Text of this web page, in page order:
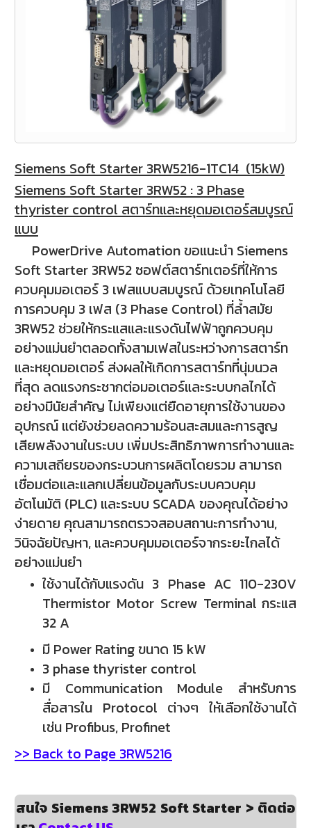
Siemens Soft Starter 3RW5216-1TC14 (15kW)
Siemens Soft Starter 3RW52 : 3 Phase
thyrister control สตาร์ทและหยุดมอเตอร์สมบูรณ์
แบบ
PowerDrive Automation ขอแนะนำ Siemens
Soft Starter 3RW52 ซอฟต์สตาร์ทเตอร์ที่ให้การ
ควบคุมมอเตอร์ 3 เฟสแบบสมบูรณ์ ด้วยเทคโนโลยี
การควบคุม 3 เฟส (3 Phase Control) ที่ล้ำสมัย
3RW52 ช่วยให้กระแสและแรงดันไฟฟ้าถูกควบคุม
อย่างแม่นยำตลอดทั้งสามเฟสในระหว่างการสตาร์ท
และหยุดมอเตอร์ ส่งผลให้เกิดการสตาร์ทที่นุ่มนวล
ที่สุด ลดแรงกระชากต่อมอเตอร์และระบบกลไกได้
อย่างมีนัยสำคัญ ไม่เพียงแต่ยืดอายุการใช้งานของ
อุปกรณ์ แต่ยังช่วยลดความร้อนสะสมและการสูญ
เสียพลังงานในระบบ เพิ่มประสิทธิภาพการทำงานและ
ความเสถียรของกระบวนการผลิตโดยรวม สามารถ
เชื่อมต่อและแลกเปลี่ยนข้อมูลกับระบบควบคุม
อัตโนมัติ (PLC) และระบบ SCADA ของคุณได้อย่าง
ง่ายดาย คุณสามารถตรวจสอบสถานะการทำงาน,
วินิจฉัยปัญหา, และควบคุมมอเตอร์จากระยะไกลได้
อย่างแม่นยำ
ใช้งานได้กับแรงดัน 3 Phase AC 110-230V
Thermistor Motor Screw Terminal กระแส
32 A
มี Power Rating ขนาด 15 kW
3 phase thyrister control
มี Communication Module สำหรับการ
สื่อสารใน Protocol ต่างๆ ให้เลือกใช้งานได้
เช่น Profibus, Profinet
>> Back to Page 3RW5216
สนใจ Siemens 3RW52 Soft Starter > ติดต่อ